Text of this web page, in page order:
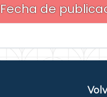
Fecha de